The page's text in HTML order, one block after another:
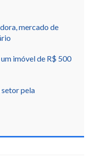
mercado de
imóvel de R$ 500
setor pela